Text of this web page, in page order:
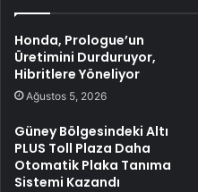
Honda, Prologue’un
Üretimini Durduruyor,
Hibritlere Yöneliyor
Ağustos 5, 2026
Güney Bölgesindeki Altı
PLUS Toll Plaza Daha
Otomatik Plaka Tanıma
Sistemi Kazandı